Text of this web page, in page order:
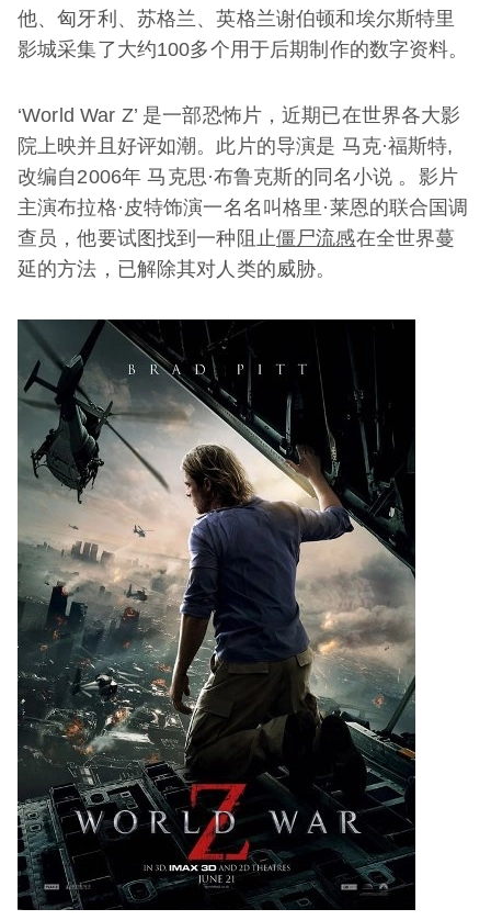
他、匈牙利、苏格兰、英格兰谢伯顿和埃尔斯特里
影城采集了大约100多个用于后期制作的数字资料。
‘World War Z’ 是一部恐怖片，近期已在世界各大影
院上映并且好评如潮。此片的导演是 马克·福斯特,
改编自2006年 马克思·布鲁克斯的同名小说 。影片
主演布拉格·皮特饰演一名名叫格里·莱恩的联合国调
查员，他要试图找到一种阻止僵尸流感在全世界蔓
延的方法，已解除其对人类的威胁。